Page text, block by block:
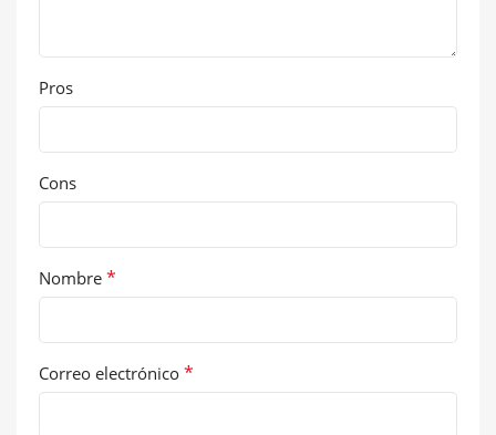
Pros
Cons
Nombre *
Correo electrónico *